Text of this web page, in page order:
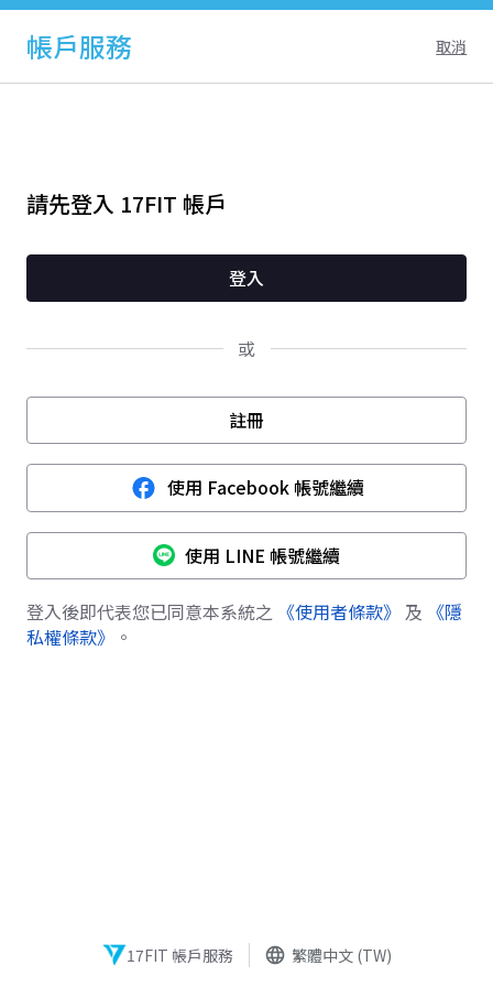
帳戶服務 取消
請先登入 17FIT 帳戶
登入
或
註冊
使用 Facebook 帳號繼續
使用 LINE 帳號繼續
登入後即代表您已同意本系統之 《使用者條款》 及 《隱
私權條款》 。
17FIT 帳戶服務 language 繁體中文 (TW)